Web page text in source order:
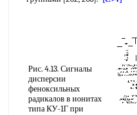
Рис. 4.13. Сигналы
дисперсии
феноксильных
радикалов в ионитах
типа КУ-1Г при